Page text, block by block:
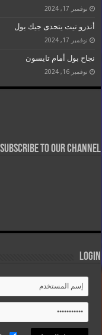
نوفمبر 17, 2024
أندرو تيت يتحدى جيك بول
نوفمبر 17, 2024
نجاح بول أمام تايسون
نوفمبر 16, 2024
Subscribe to our Channel
Login